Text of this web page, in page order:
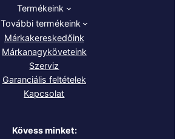
Termékeink
További termékeink
Márkakereskedőink
Márkanagyköveteink
Szerviz
Garanciális feltételek
Kapcsolat
Kövess minket: